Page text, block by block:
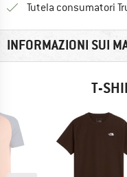
Tutela consumatori
INFORMAZIONI SUI
T-